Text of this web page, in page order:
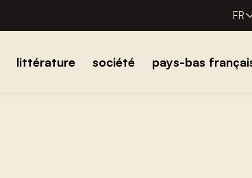
FR
littérature société pays-bas